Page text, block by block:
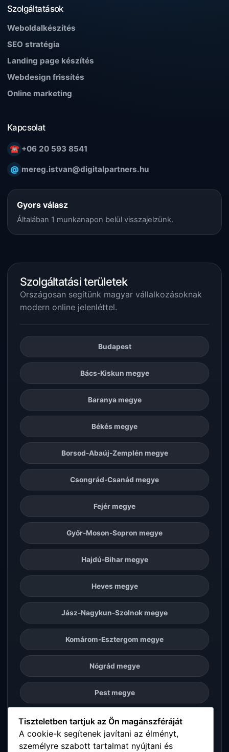
Szolgáltatások
Weboldalkészítés
SEO stratégia
Landing page készítés
Webdesign frissítés
Online marketing
Kapcsolat
☎ +06 20 593 8541
@ mereg.istvan@digitalpartners.hu
Gyors válasz
Általában 1 munkanapon belül visszajelzünk.
Szolgáltatási területek
Országosan segítünk magyar vállalkozásoknak
modern online jelenléttel.
Budapest
Bács-Kiskun megye
Baranya megye
Békés megye
Borsod-Abaúj-Zemplén megye
Csongrád-Csanád megye
Fejér megye
Győr-Moson-Sopron megye
Hajdú-Bihar megye
Heves megye
Jász-Nagykun-Szolnok megye
Komárom-Esztergom megye
Nógrád megye
Pest megye
Somogy megye
Szabolcs-Szatmár-Bereg megye
Tiszteletben tartjuk az Ön magánszféráját
A cookie-k segítenek javítani az élményt,
személyre szabott tartalmat nyújtani és